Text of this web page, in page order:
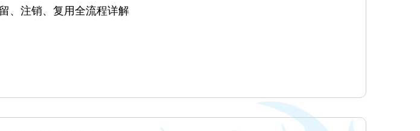
、注销、复用全流程详解
留吗？
且全国统一标准无地域差异。2025年新政大幅降